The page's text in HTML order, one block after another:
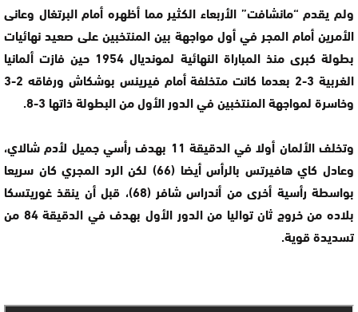
ولم يقدم “مانشافت” الأربعاء الكثير مما أظهره أمام البرتغال وعانى
الأمرين أمام المجر في أول مواجهة بين المنتخبين على صعيد نهائيات
بطولة كبرى منذ المباراة النهائية لمونديال 1954 حين فازت ألمانيا
الغربية 3-2 بعدما كانت متخلفة أمام فيرينس بوشكاش ورفاقه 2-3
وخاسرة لمواجهة المنتخبين في الدور الأول من البطولة ذاتها 3-8.
وتخلف الألمان أولا في الدقيقة 11 بهدف رأسي جميل لأدم شالاي،
وعادل كاي هافيرتس بالرأس أيضا (66) لكن الرد المجري كان سريعا
بواسطة رأسية أخرى من أندراس شافر (68)، قبل أن ينقذ غوريتسكا
بلاده من خروج ثان تواليا من الدور الأول بهدف في الدقيقة 84 من
تسديدة قوية.